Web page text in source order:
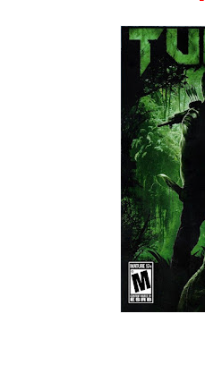
Zool - Majou Tsukai Densetsu